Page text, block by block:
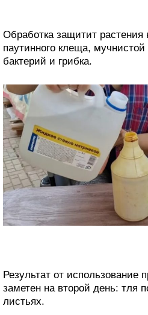
Обработка защитит растения
паутинного клеща,
бактерий и грибка.
Результат от использование
заметен на второй день: тля
листьях.